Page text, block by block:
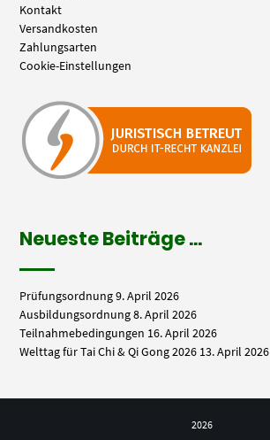
Kontakt
Versandkosten
Zahlungsarten
Cookie-Einstellungen
Neueste Beiträge …
Prüfungsordnung9. April 2026
Ausbildungsordnung8. April 2026
Teilnahmebedingungen 16. April 2026
Welttag für Tai Chi & Qi Gong 2026 13. April 2026
2026